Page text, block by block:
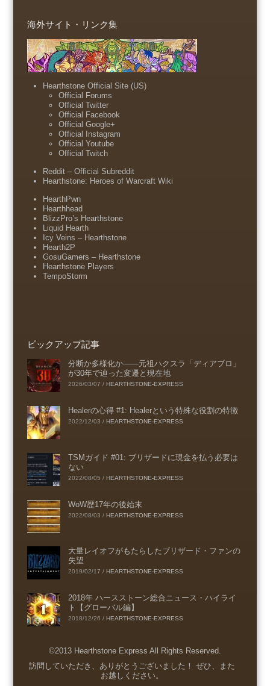
海外サイト・リンク集
Hearthstone Official Site (US)
Official Forums
Official Twitter
Official Facebook
Official Google+
Official Instagram
Official Youtube
Official Twitch
Reddit – Official Subreddit
Hearthstone: Heroes of Warcraft Wiki
HearthPwn
Hearthhead
BlizzPro’s Hearthstone
Liquid Hearth
Icy Veins – Hearthstone
Hearth2P
GosuGamers – Hearthstone
Hearthstone Players
TempoStorm
ピックアップ記事
分断か多様化か――元祖ハクスラ「ディアブロ」
が30年で辿った変遷と現在地
2026/03/07 / HEARTHSTONE-EXPRESS
Healerの心得 #1: Healerという特殊な役割の特徴
2022/12/03 / HEARTHSTONE-EXPRESS
TSMガイド #01: ブリザードに現金を払う必要は
ない
2022/08/05 / HEARTHSTONE-EXPRESS
WoW歴17年の後始末
2022/08/03 / HEARTHSTONE-EXPRESS
大量レイオフがもたらしたブリザード・ファンの
失望
2019/02/17 / HEARTHSTONE-EXPRESS
2018年 ハースストーン総合ニュース・ハイライ
ト【グローバル編】
2018/12/26 / HEARTHSTONE-EXPRESS
©2013 Hearthstone Express All Rights Reserved.
Menu
訪問していただき、ありがとうございました！ ぜひ、また
お越しください。